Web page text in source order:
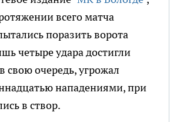
всего матча
поразить ворота
четыре удара достигли
свою очередь, угрожал
нападениями, при
в створ.